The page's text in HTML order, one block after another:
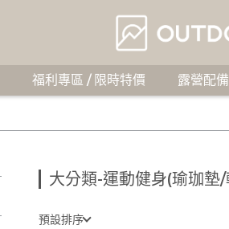
福利專區 / 限時特價 露營配備
大分類-運動健身(瑜珈墊
預設排序